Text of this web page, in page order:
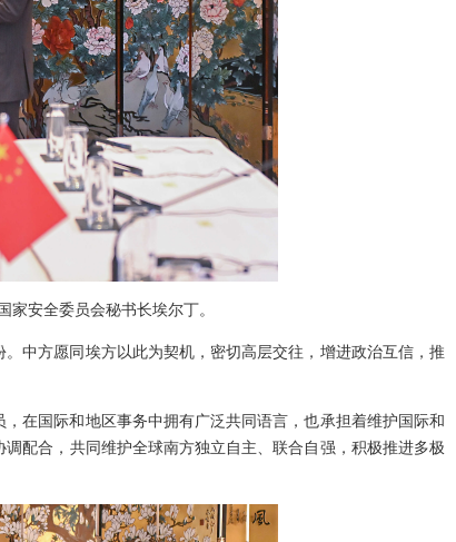
家安全委员会秘书长埃尔丁。
中方愿同埃方以此为契机，密切高层交往，增进政治互信，推
在国际和地区事务中拥有广泛共同语言，也承担着维护国际和
配合，共同维护全球南方独立自主、联合自强，积极推进多极